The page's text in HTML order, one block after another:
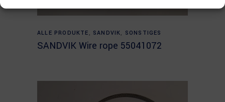
Read more
ALLE PRODUKTE , SANDVIK, SONSTIGES
SANDVIK Wire rope 55041072